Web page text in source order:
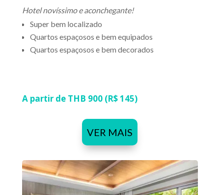
Hotel novíssimo e aconchegante!
Super bem localizado
Quartos espaçosos e bem equipados
Quartos espaçosos e bem decorados
A partir de THB 900 (R$ 145)
VER MAIS